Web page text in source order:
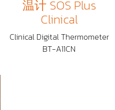
温计 SOS Plus
Clinical
Clinical Digital Thermometer
BT-A11CN